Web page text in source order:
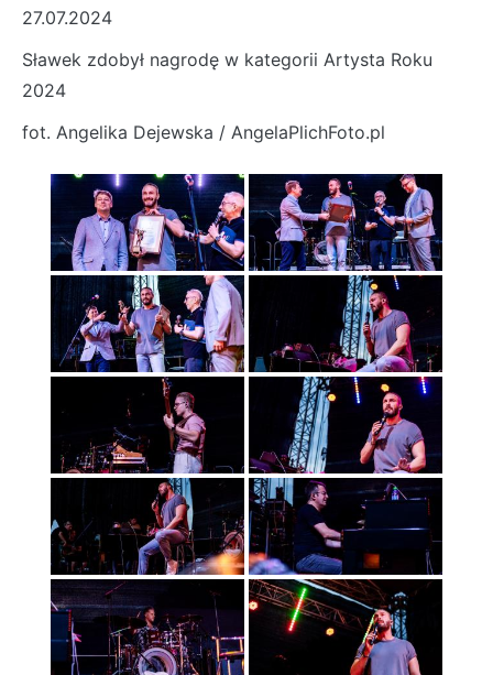
27.07.2024
Sławek zdobył nagrodę w kategorii Artysta Roku
2024
fot. Angelika Dejewska / AngelaPlichFoto.pl